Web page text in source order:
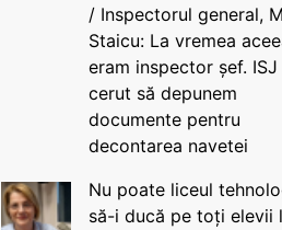
/ Inspectorul general,
Staicu: La vremea
eram inspector șef. ISJ
cerut să depunem
documente pentru
decontarea navetei
Nu poate liceul
să-i ducă pe toți elevii